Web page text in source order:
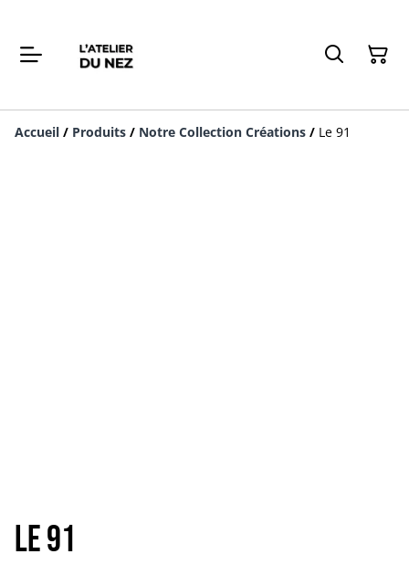
Accueil / Produits / Notre Collection Créations / Le 91
Le 91